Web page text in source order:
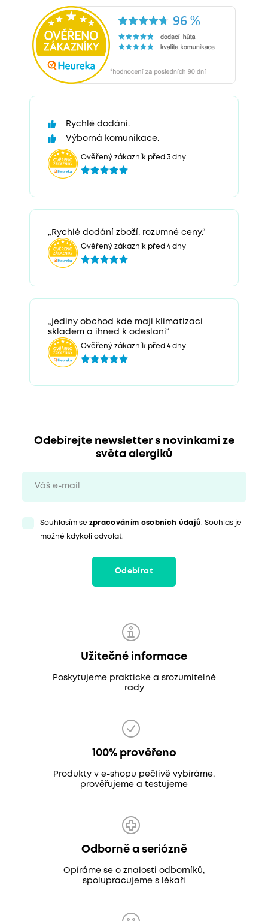
Rychlé dodání.
Výborná komunikace.
Ověřený zákazník před 3 dny
„Rychlé dodání zboží, rozumné ceny.“
Ověřený zákazník před 4 dny
„jediny obchod kde maji klimatizaci
skladem a ihned k odeslani“
Ověřený zákazník před 4 dny
Odebírejte newsletter s novinkami ze
světa alergiků
Souhlasím se zpracováním osobních údajů. Souhlas je
možné kdykoli odvolat.
Odebírat
Užitečné informace
Poskytujeme praktické a srozumitelné
rady
100% prověřeno
Produkty v e-shopu pečlivě vybíráme,
prověřujeme a testujeme
Odborně a seriózně
Opíráme se o znalosti odborníků,
spolupracujeme s lékaři